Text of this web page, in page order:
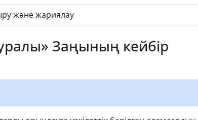
және жариялау
Заңының кейбір